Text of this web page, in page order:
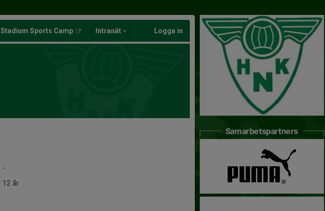
Stadium Sports Camp Intranät Logga in
-
12 år
Samarbetspartners